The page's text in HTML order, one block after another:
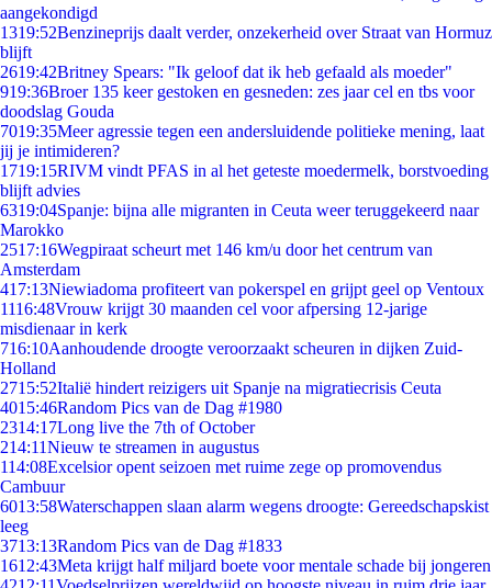
aangekondigd
1319:52Benzineprijs daalt verder, onzekerheid over Straat van Hormuz
blijft
2619:42Britney Spears: "Ik geloof dat ik heb gefaald als moeder"
919:36Broer 135 keer gestoken en gesneden: zes jaar cel en tbs voor
doodslag Gouda
7019:35Meer agressie tegen een andersluidende politieke mening, laat
jij je intimideren?
1719:15RIVM vindt PFAS in al het geteste moedermelk, borstvoeding
blijft advies
6319:04Spanje: bijna alle migranten in Ceuta weer teruggekeerd naar
Marokko
2517:16Wegpiraat scheurt met 146 km/u door het centrum van
Amsterdam
417:13Niewiadoma profiteert van pokerspel en grijpt geel op Ventoux
1116:48Vrouw krijgt 30 maanden cel voor afpersing 12-jarige
misdienaar in kerk
716:10Aanhoudende droogte veroorzaakt scheuren in dijken Zuid-
Holland
2715:52Italië hindert reizigers uit Spanje na migratiecrisis Ceuta
4015:46Random Pics van de Dag #1980
2314:17Long live the 7th of October
214:11Nieuw te streamen in augustus
114:08Excelsior opent seizoen met ruime zege op promovendus
Cambuur
6013:58Waterschappen slaan alarm wegens droogte: Gereedschapskist
leeg
3713:13Random Pics van de Dag #1833
1612:43Meta krijgt half miljard boete voor mentale schade bij jongeren